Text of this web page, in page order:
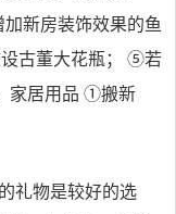
新房装饰效果的鱼
古董大花瓶； ⑤若
家居用品 ①搬新
礼物是较好的选